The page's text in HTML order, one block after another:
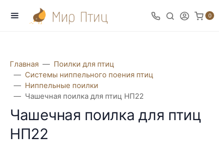
0
Главная
Поилки для птиц
Системы ниппельного поения птиц
Ниппельные поилки
Чашечная поилка для птиц НП22
Чашечная поилка для птиц
НП22